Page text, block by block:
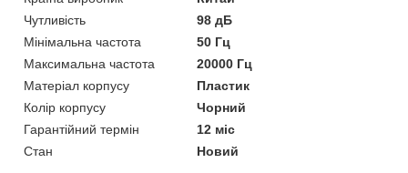
Чутливість
98 дБ
Мінімальна частота
50 Гц
Максимальна частота
20000 Гц
Матеріал корпусу
Пластик
Колір корпусу
Чорний
Гарантійний термін
12 міс
Стан
Новий